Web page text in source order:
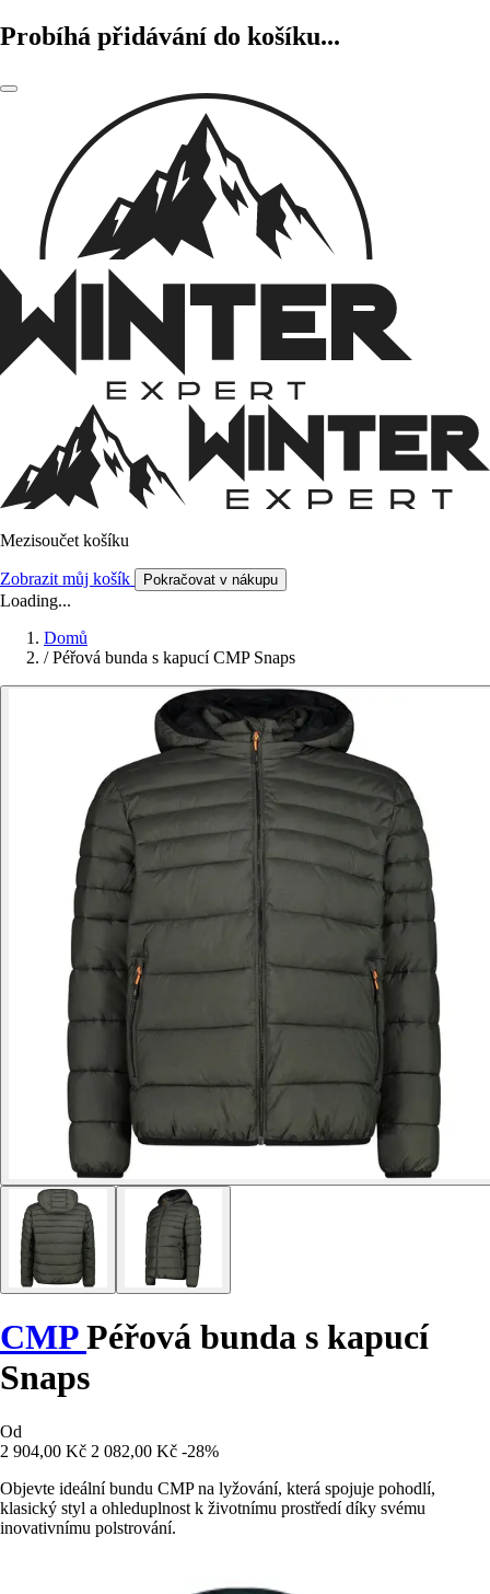
Probíhá přidávání do košíku...
Mezisoučet košíku
Zobrazit můj košík Pokračovat v nákupu
Loading...
Domů
/ Péřová bunda s kapucí CMP Snaps
CMPPéřová bunda s kapucí
Snaps
Od
2 904,00 Kč 2 082,00 Kč -28%
Objevte ideální bundu CMP na lyžování, která spojuje pohodlí,
klasický styl a ohleduplnost k životnímu prostředí díky svému
inovativnímu polstrování.